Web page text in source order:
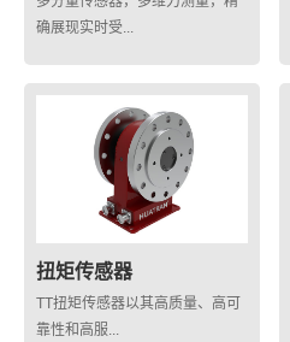
确展现实时受...
扭矩传感器
TT扭矩传感器以其高质量、高可
靠性和高服...